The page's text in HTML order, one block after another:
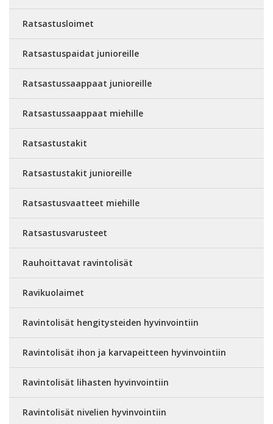
Ratsastusloimet
Ratsastuspaidat junioreille
Ratsastussaappaat junioreille
Ratsastussaappaat miehille
Ratsastustakit
Ratsastustakit junioreille
Ratsastusvaatteet miehille
Ratsastusvarusteet
Rauhoittavat ravintolisät
Ravikuolaimet
Ravintolisät hengitysteiden hyvinvointiin
Ravintolisät ihon ja karvapeitteen hyvinvointiin
Ravintolisät lihasten hyvinvointiin
Ravintolisät nivelien hyvinvointiin